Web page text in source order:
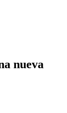
nueva